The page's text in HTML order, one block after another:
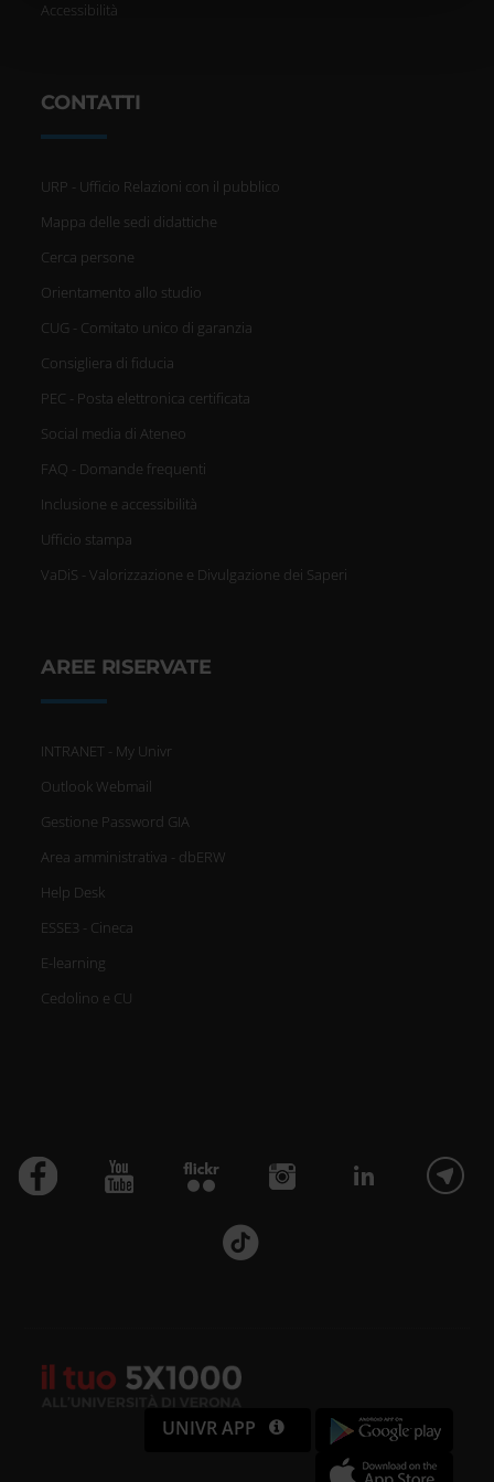
Accessibilità
CONTATTI
URP - Ufficio Relazioni con il pubblico
Mappa delle sedi didattiche
Cerca persone
Orientamento allo studio
CUG - Comitato unico di garanzia
Consigliera di fiducia
PEC - Posta elettronica certificata
Social media di Ateneo
FAQ - Domande frequenti
Inclusione e accessibilità
Ufficio stampa
VaDiS - Valorizzazione e Divulgazione dei Saperi
AREE RISERVATE
INTRANET - My Univr
Outlook Webmail
Gestione Password GIA
Area amministrativa - dbERW
Help Desk
ESSE3 - Cineca
E-learning
Cedolino e CU
UNIVR APP